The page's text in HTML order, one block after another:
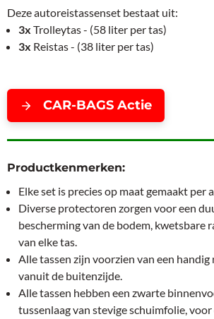
Deze autoreistassenset bestaat uit:
3x Trolleytas - (58 liter per tas)
3x Reistas - (38 liter per tas)
CAR-BAGS Actie
Productkenmerken:
Elke set is precies op maat gemaakt per
Diverse protectoren zorgen voor een
bescherming van de bodem, kwetsbare
van elke tas.
Alle tassen zijn voorzien van een
vanuit de buitenzijde.
Alle tassen hebben een zwarte
tussenlaag van stevige schuimfolie,